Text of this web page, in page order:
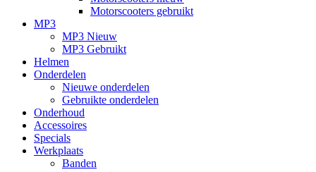
Motorscooters gebruikt
MP3
MP3 Nieuw
MP3 Gebruikt
Helmen
Onderdelen
Nieuwe onderdelen
Gebruikte onderdelen
Onderhoud
Accessoires
Specials
Werkplaats
Banden